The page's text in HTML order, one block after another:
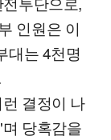
인원은 이
대는 4천명
결정이 나
당혹감을